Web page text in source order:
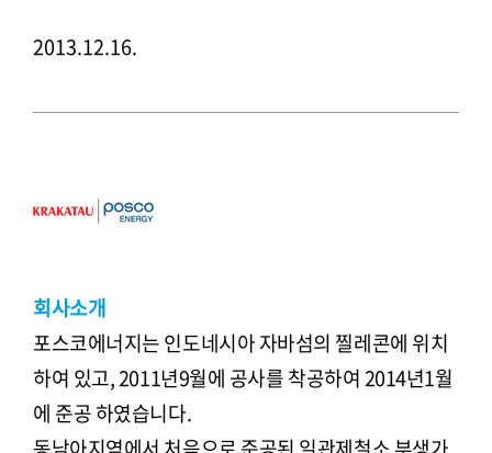
2013.12.16.
회사소개
포스코에너지는 인도네시아 자바섬의 찔레콘에 위치
하여 있고, 2011년9월에 공사를 착공하여 2014년1월
에 준공 하였습니다.